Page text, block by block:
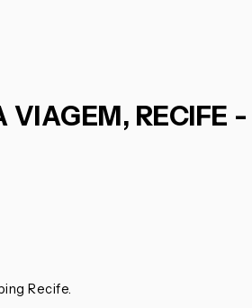
RECIFE -
Recife.